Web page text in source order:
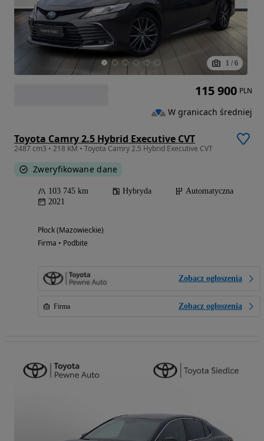
1 / 6
Toyota Camry 2.5 Hybrid Executive CVT
2487 cm3 • 218 KM • Toyota Camry 2.5 Hybrid Executive CVT
Zweryfikowane dane
103 745 km Hybryda
Automatyczna
2021
Płock (Mazowieckie)
Firma • Podbite
Zobacz ogłoszenia
Firma Zobacz ogłoszenia
115 900 PLN
W granicach średniej